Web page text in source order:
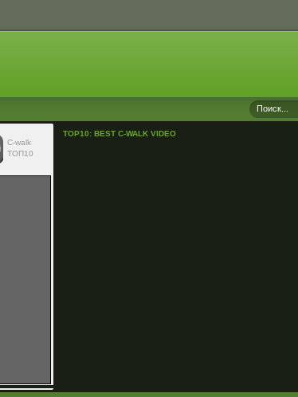
C-walk
ТОП10
TOP10: BEST C-WALK VIDEO